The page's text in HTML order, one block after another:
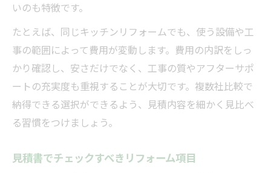
いのも特徴です。
たとえば、同じキッチンリフォームでも、使う設備や工
事の範囲によって費用が変動します。費用の内訳をしっ
かり確認し、安さだけでなく、工事の質やアフターサポ
ートの充実度も重視することが大切です。複数社比較で
納得できる選択ができるよう、見積内容を細かく見比べ
る習慣をつけましょう。
見積書でチェックすべきリフォーム項目